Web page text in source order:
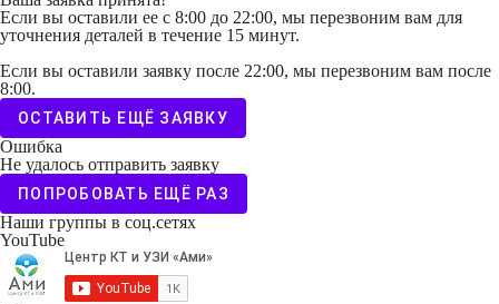
Если вы оставили ее с 8:00 до 22:00, мы перезвоним вам для
уточнения деталей в течение 15 минут.
Если вы оставили заявку после 22:00, мы перезвоним вам после
8:00.
ОСТАВИТЬ ЕЩЁ ЗАЯВКУ
Ошибка
Не удалось отправить заявку
ПОПРОБОВАТЬ ЕЩЁ РАЗ
Наши группы в соц.сетях
YouTube